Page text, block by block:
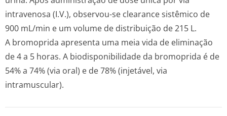
intravenosa (I.V.), observou-se clearance sistêmico de
900 mL/min e um volume de distribuição de 215 L.
A bromoprida apresenta uma meia vida de eliminação
de 4 a 5 horas. A biodisponibi­lidade da bromoprida é de
54% a 74% (via oral) e de 78% (injetável, via
intramuscular).